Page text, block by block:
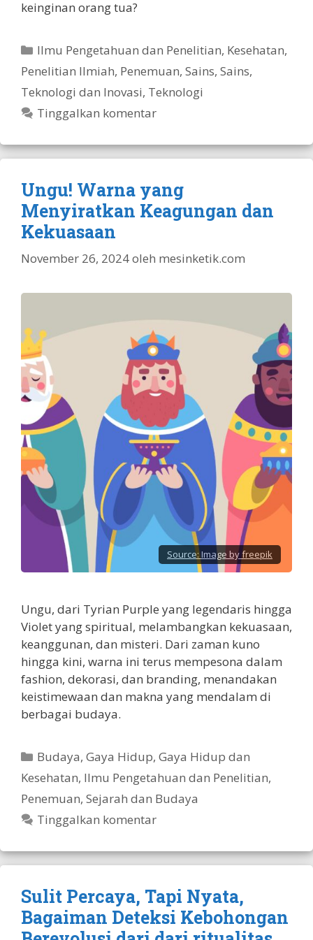
keinginan orang tua?
Kategori
Ilmu Pengetahuan dan Penelitian, Kesehatan,
Penelitian Ilmiah, Penemuan, Sains, Sains,
Teknologi dan Inovasi, Teknologi
Tinggalkan komentar
Ungu! Warna yang
Menyiratkan Keagungan dan
Kekuasaan
November 26, 2024oleh mesinketik.com
Source:Image by freepik
Ungu, dari Tyrian Purple yang legendaris hingga
Violet yang spiritual, melambangkan kekuasaan,
keanggunan, dan misteri. Dari zaman kuno
hingga kini, warna ini terus mempesona dalam
fashion, dekorasi, dan branding, menandakan
keistimewaan dan makna yang mendalam di
berbagai budaya.
Kategori
Budaya,Gaya Hidup,Gaya Hidup dan
Kesehatan, Ilmu Pengetahuan dan Penelitian,
Penemuan, Sejarah dan Budaya
Tinggalkan komentar
Sulit Percaya, Tapi Nyata,
Bagaiman Deteksi Kebohongan